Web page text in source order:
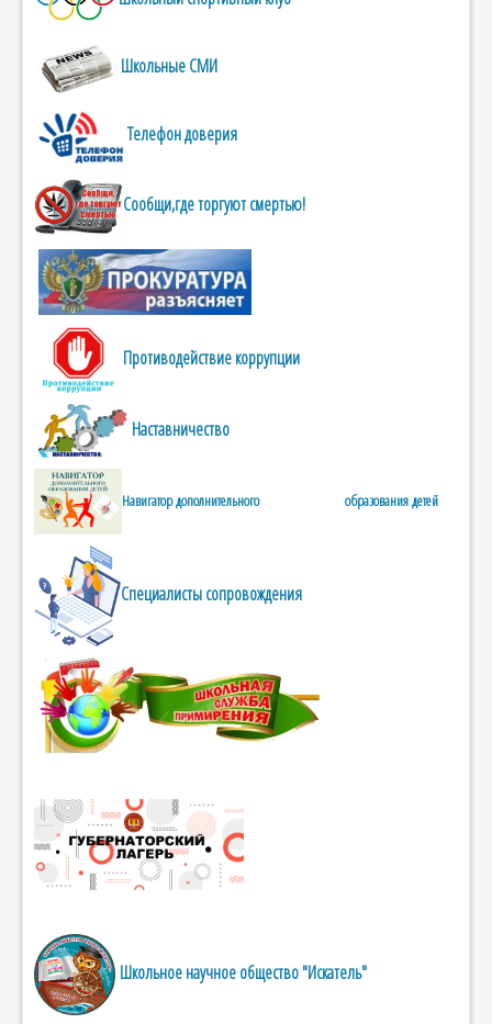
Школьные СМИ
Телефон доверия
Сообщи,где торгуют смертью!
Противодействие коррупции
Наставничество
Навигатор дополнительного образования детей
Специалисты сопровождения
Школьное научное общество "Искатель"